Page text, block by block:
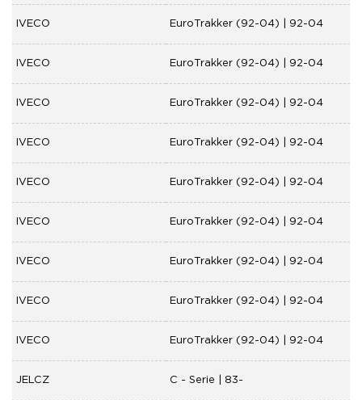
IVECO EuroTrakker (92-04) | 92-04
IVECO EuroTrakker (92-04) | 92-04
IVECO EuroTrakker (92-04) | 92-04
IVECO EuroTrakker (92-04) | 92-04
IVECO EuroTrakker (92-04) | 92-04
IVECO EuroTrakker (92-04) | 92-04
IVECO EuroTrakker (92-04) | 92-04
IVECO EuroTrakker (92-04) | 92-04
IVECO EuroTrakker (92-04) | 92-04
JELCZ C - Serie | 83-